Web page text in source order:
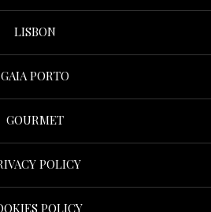
LISBON
GAIA PORTO
GOURMET
POLICY
POLICY